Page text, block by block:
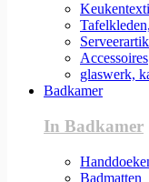
Accessoires
glaswerk,
Badkamer
In Badkamer
Badmatten